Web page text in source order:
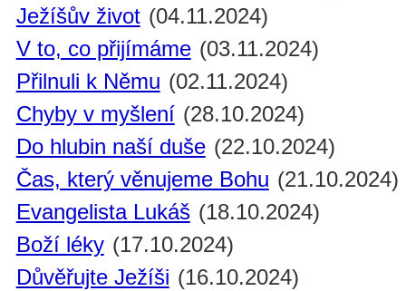
Ježíšův život (04.11.2024)
V to, co přijímáme (03.11.2024)
Přilnuli k Němu (02.11.2024)
Chyby v myšlení (28.10.2024)
Do hlubin naší duše (22.10.2024)
Čas, který věnujeme Bohu (21.10.2024)
Evangelista Lukáš (18.10.2024)
Boží léky (17.10.2024)
Důvěřujte Ježíši (16.10.2024)